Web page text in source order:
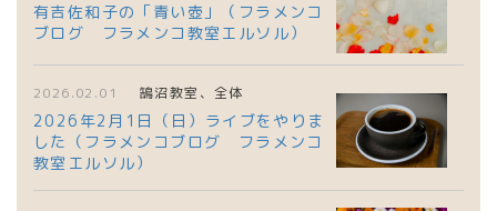
有吉佐和子の「青い壺」（フラメンコ
ブログ フラメンコ教室エルソル）
2026.02.01 鵠沼教室、全体
2026年2月1日（日）ライブをやりま
した（フラメンコブログ フラメンコ
教室エルソル）